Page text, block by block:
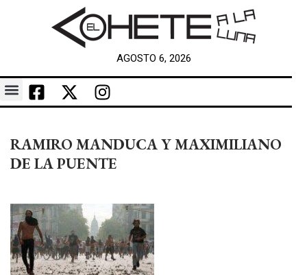
AGOSTO 6, 2026
RAMIRO MANDUCA Y MAXIMILIANO
DE LA PUENTE